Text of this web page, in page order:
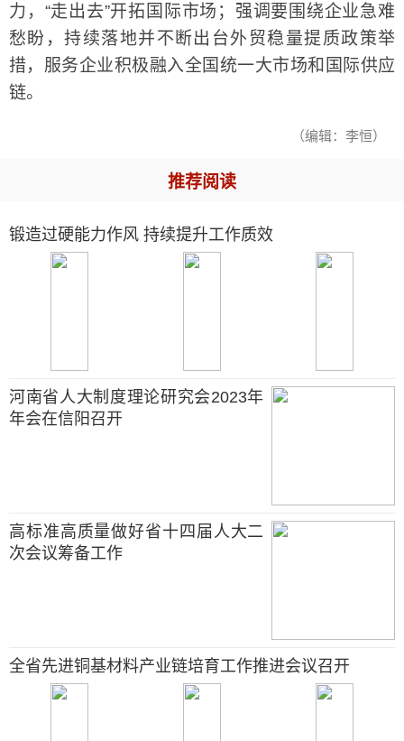
力，“走出去”开拓国际市场；强调要围绕企业急难
愁盼，持续落地并不断出台外贸稳量提质政策举
措，服务企业积极融入全国统一大市场和国际供应
链。
（编辑：李恒）
推荐阅读
锻造过硬能力作风 持续提升工作质效
河南省人大制度理论研究会2023年
年会在信阳召开
高标准高质量做好省十四届人大二
次会议筹备工作
全省先进铜基材料产业链培育工作推进会议召开